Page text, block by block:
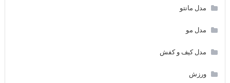
مدل مانتو
مدل مو
مدل کیف و کفش
ورزش